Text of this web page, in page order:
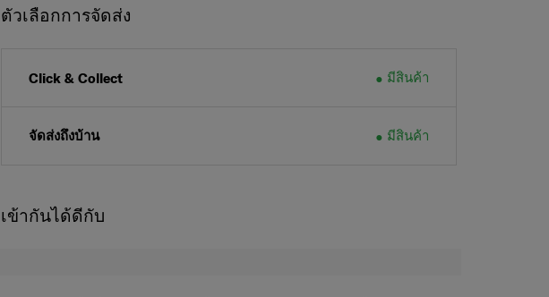
ตัวเลือกการจัดส่ง
Click & Collect มีสินค้า
จัดส่งถึงบ้าน มีสินค้า
เข้ากันได้ดีกับ